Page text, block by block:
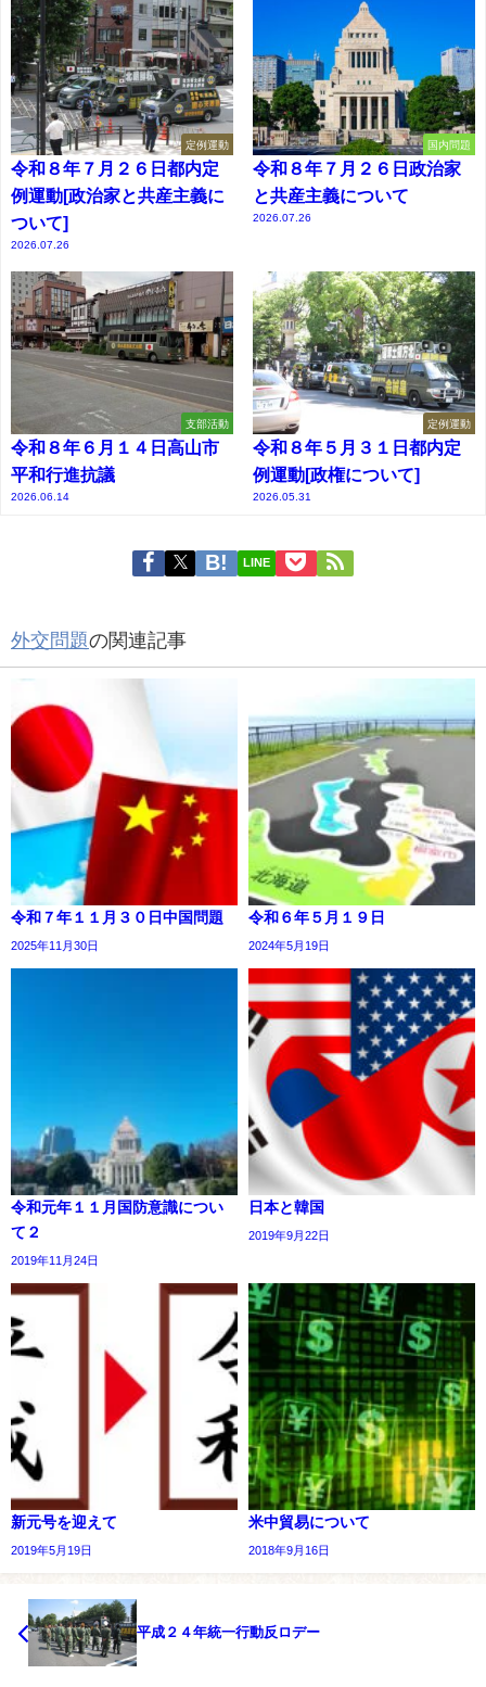
定例運動
令和８年７月２６日都内定
例運動[政治家と共産主義に
ついて]
2026.07.26
国内問題
令和８年７月２６日政治家
と共産主義について
2026.07.26
支部活動
令和８年６月１４日高山市
平和行進抗議
2026.06.14
定例運動
令和８年５月３１日都内定
例運動[政権について]
2026.05.31
LINE
外交問題の関連記事
令和７年１１月３０日中国問題
2025年11月30日
令和６年５月１９日
2024年5月19日
令和元年１１月国防意識につい
て２
2019年11月24日
日本と韓国
2019年9月22日
新元号を迎えて
2019年5月19日
米中貿易について
2018年9月16日
平成２４年統一行動反ロデー